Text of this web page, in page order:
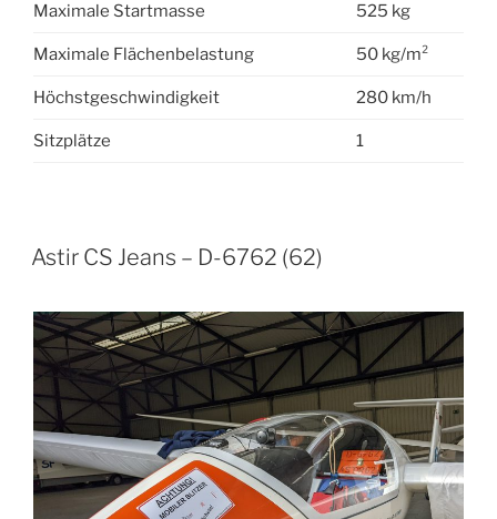
Maximale Startmasse 525 kg
Maximale Flächenbelastung 50 kg/m²
Höchstgeschwindigkeit 280 km/h
Sitzplätze 1
VERÖFFENTLICHT
AM
Astir CS Jeans – D-6762 (62)